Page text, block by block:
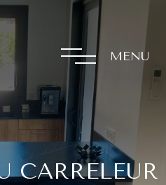
MENU
CARRELEUR